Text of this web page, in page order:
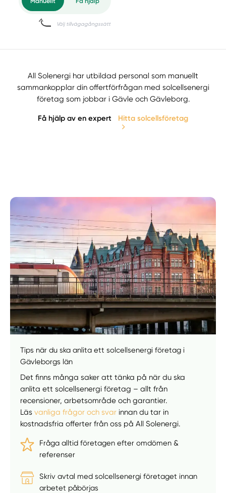
Manuellt Få hjälp
Välj tillvägagångssätt
All Solenergi har utbildad personal som manuellt
sammankopplar din offertförfrågan med solcellsenergi
företag som jobbar i Gävle och Gävleborg.
Få hjälp av en expert Hitta solcellsföretag
Tips när du ska anlita ett solcellsenergi företag i
Gävleborgs län
Det finns många saker att tänka på när du ska
anlita ett solcellsenergi företag – allt från
recensioner, arbetsområde och garantier.
Läsvanliga frågor och svar innan du tar in
kostnadsfria offerter från oss på All Solenergi.
Fråga alltid företagen efter omdömen &
referenser
Skriv avtal med solcellsenergi företaget innan
arbetet påbörjas